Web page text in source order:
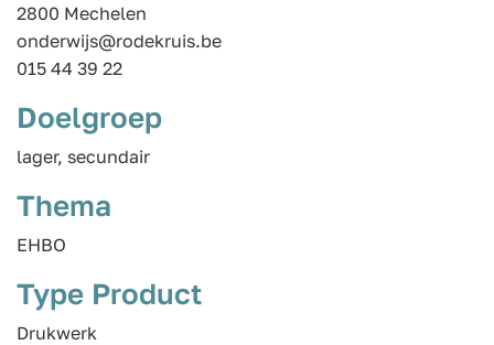
2800 Mechelen
onderwijs@rodekruis.be
015 44 39 22
Doelgroep
lager, secundair
Thema
EHBO
Type Product
Drukwerk